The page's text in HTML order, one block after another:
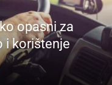
opasni za
i korištenje